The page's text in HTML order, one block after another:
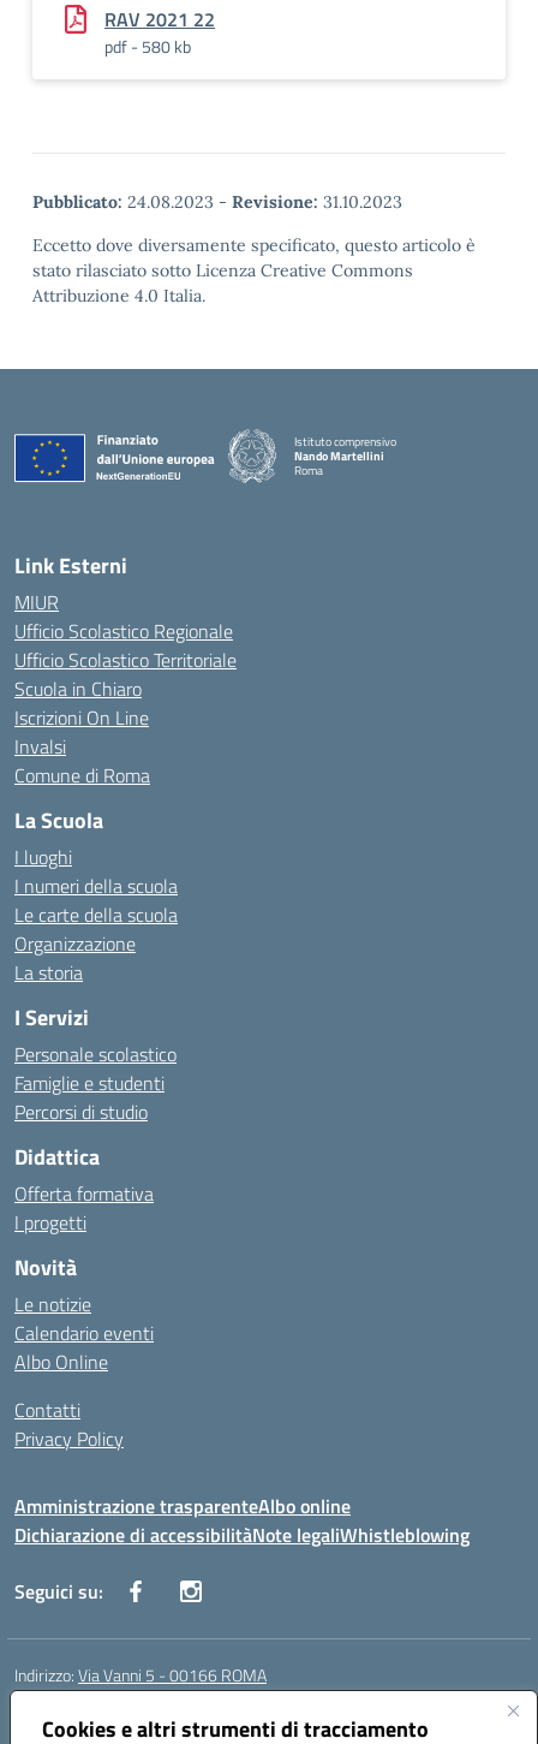
Cookies e altri strumenti di tracciamento
RAV 2021 22
pdf - 580 kb
Pubblicato: 24.08.2023 - Revisione: 31.10.2023
Eccetto dove diversamente specificato, questo articolo è
stato rilasciato sotto Licenza Creative Commons
Attribuzione 4.0 Italia.
Istituto comprensivo
Nando Martellini
Roma
Link Esterni
MIUR
Ufficio Scolastico Regionale
Ufficio Scolastico Territoriale
Scuola in Chiaro
Iscrizioni On Line
Invalsi
Comune di Roma
La Scuola
I luoghi
I numeri della scuola
Le carte della scuola
Organizzazione
La storia
I Servizi
Personale scolastico
Famiglie e studenti
Percorsi di studio
Didattica
Offerta formativa
I progetti
Novità
Le notizie
Calendario eventi
Albo Online
Contatti
Privacy Policy
Amministrazione trasparenteAlbo online
Dichiarazione di accessibilitàNote legaliWhistleblowing
Seguici su:
Indirizzo:Via Vanni 5 - 00166 ROMA
Centralino:
Posta elettronica certificata (PEC):RMIC86500P@pec.istruzione.it